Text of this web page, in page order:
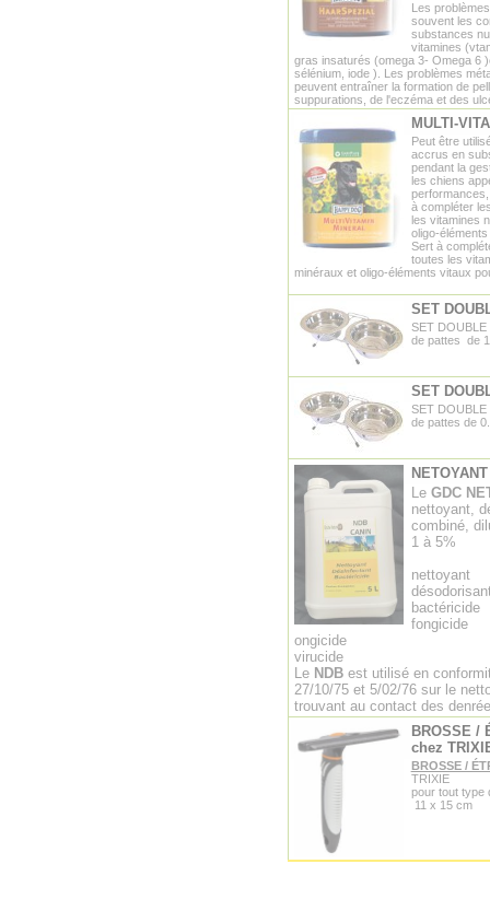
Les
souvent les
substances
vitamines
gras insaturés (omega 3- Omega 6
sélénium, iode ). Les problèmes
peuvent entraîner la formation de
suppurations, de l'eczéma et des
MULTI-
Peut être
accrus en
pendant la
les chiens
à compléter
les vitamines
oligo-
Sert à
toutes les
minéraux et oligo-éléments vitaux
SET
SET
de pattes de
SET
SET
de pattes de
Le GDC
nettoyant,
combiné,
1 à 5%
nettoyant
bactéricide
fongicide
ongicide
virucide
Le NDB est utilisé en
27/10/75 et 5/02/76 sur le
trouvant au contact des
BROSSE /
chez
BROSSE /
TRIXIE
pour tout type
11 x 15 cm